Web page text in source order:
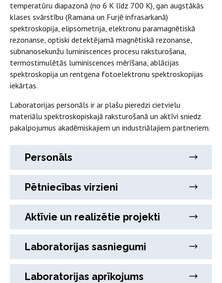
temperatūru diapazonā (no 6 K līdz 700 K), gan augstākās
klases svārstību (Ramana un Furjē infrasarkanā)
spektroskopija, elipsometrija, elektronu paramagnētiskā
rezonanse, optiski detektējamā magnētiskā rezonanse,
subnanosekunžu luminiscences procesu raksturošana,
termostimulētās luminiscences mērīšana, ablācijas
spektroskopija un rentgena fotoelektronu spektroskopijas
iekārtas.
Laboratorijas personāls ir ar plašu pieredzi cietvielu
materiālu spektroskopiskajā raksturošanā un aktīvi sniedz
pakalpojumus akadēmiskajiem un industriālajiem partneriem.
Personāls
Pētniecības virzieni
Aktīvie un realizētie projekti
Laboratorijas sasniegumi
Laboratorijas aprīkojums